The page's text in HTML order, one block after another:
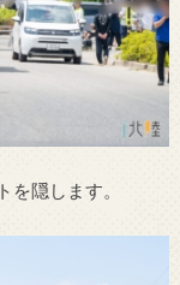
隠します。